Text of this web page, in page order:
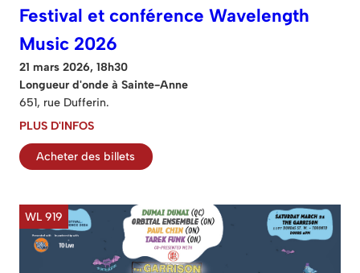
Festival et conférence Wavelength
Music 2026
21 mars 2026, 18h30
Longueur d'onde à Sainte-Anne
651, rue Dufferin.
PLUS D'INFOS
Acheter des billets
WL 919